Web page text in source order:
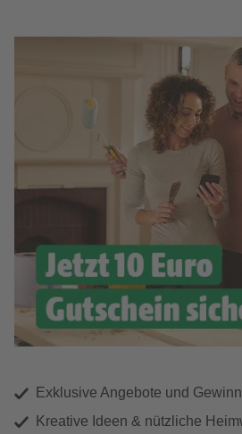
Exklusive Angebote und
Kreative Ideen & nützliche